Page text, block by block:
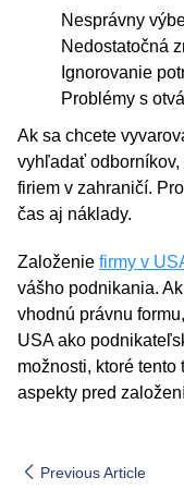
Nesprávny
Nedostatočná
Ignorovanie
Problémy s
Ak sa chcete
vyhľadať
firiem v zahraničí.
čas aj náklady.
Založenie firmy v
vášho podnikania.
vhodnú právnu
USA ako
možnosti, ktoré tento
aspekty pred
Previous Article